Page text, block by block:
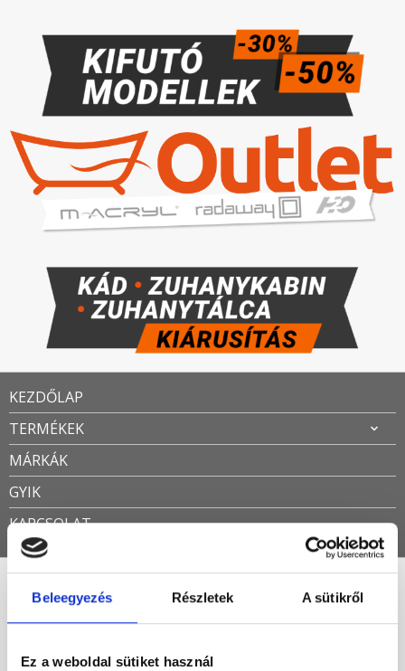
Beleegyezés Részletek A sütikről
Ez a weboldal sütiket használ
KEZDŐLAP
TERMÉKEK
MÁRKÁK
GYIK
KAPCSOLAT
140x90
Öszesen 2 találat